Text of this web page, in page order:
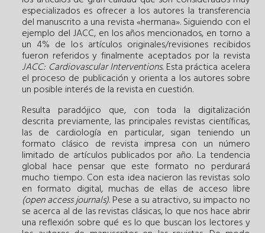
especializados es ofrecer a los autores la transferencia
del manuscrito a una revista «hermana». Siguiendo con el
ejemplo del JACC, en los años mencionados, en torno a
un 4% de los artículos originales/revisiones recibidos
fueron referidos y finalmente aceptados por la revista
JACC: Cardiovascular Interventions. Esta práctica acelera
el proceso de publicación y orienta a los autores sobre
un posible interés de la revista en cuestión.
Resulta paradójico que, con toda la digitalización
descrita previamente, las principales revistas científicas,
las de cardiología en particular, sigan teniendo un
formato clásico de revista impresa con un número
limitado de artículos publicados por año. La tendencia
global hace pensar que este formato no perdurará
mucho tiempo. Con esta idea nacieron las revistas solo
en formato digital, muchas de ellas de acceso libre
(open access journals). Pese a su atractivo, su impacto no
se acerca al de las revistas clásicas, lo que nos hace abrir
una reflexión sobre qué es lo que buscan los lectores y